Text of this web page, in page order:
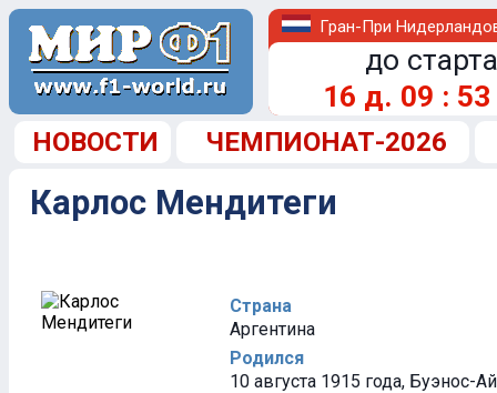
Гран-При
до
16 д. 09 : 53
НОВОСТИ ЧЕМПИОНАТ-2026
Карлос Мендитеги
Страна
Аргентина
Родился
10 августа 1915 года, Буэнос-